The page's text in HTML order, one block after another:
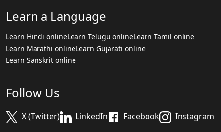
Learn a Language
Learn Hindi onlineLearn Telugu onlineLearn Tamil online
Learn Marathi onlineLearn Gujarati online
Learn Sanskrit online
Follow Us
X (Twitter) LinkedIn Facebook Instagram